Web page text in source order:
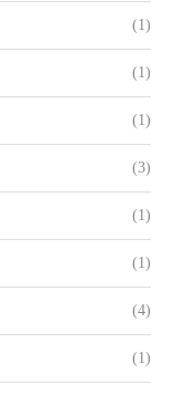
(1)
(1)
(1)
(3)
(1)
(1)
(4)
(1)